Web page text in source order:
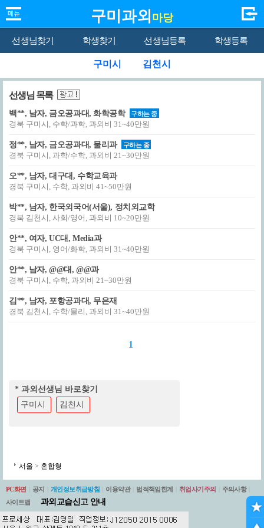
구미과외 마당
선생님찾기 학생찾기 선생님등록 학생등록
구미시 김천시
선생님 목록
백**, 남자, 금오공과대, 화학공학 구하는 중
경북 구미시, 수학/과학, 과외비 31~40만원
정**, 남자, 금오공과대, 물리과 구하는 중
경북 구미시, 과학/수학, 과외비 21~30만원
오**, 남자, 대구대, 수학교육과
경북 구미시, 수학, 과외비 41~50만원
박**, 남자, 한국외국어(서울), 정치외교학
경북 김천시, 사회/영어, 과외비 10~20만원
안**, 여자, UC대, Media과
경북 구미시, 영어/화학, 과외비 31~40만원
안**, 남자, @@대, @@과
경북 구미시, 수학, 과외비 21~30만원
김**, 남자, 포항공과대, 무은재
경북 김천시, 수학/물리, 과외비 31~40만원
1
* 과외선생님 바로찾기
구미시
김천시
서울 > 혼합형
PC화면 공지 개인정보취급방침 이용약관 법적책임한계 취업사기주의 주의사항
사이트맵
과외교습신고 안내